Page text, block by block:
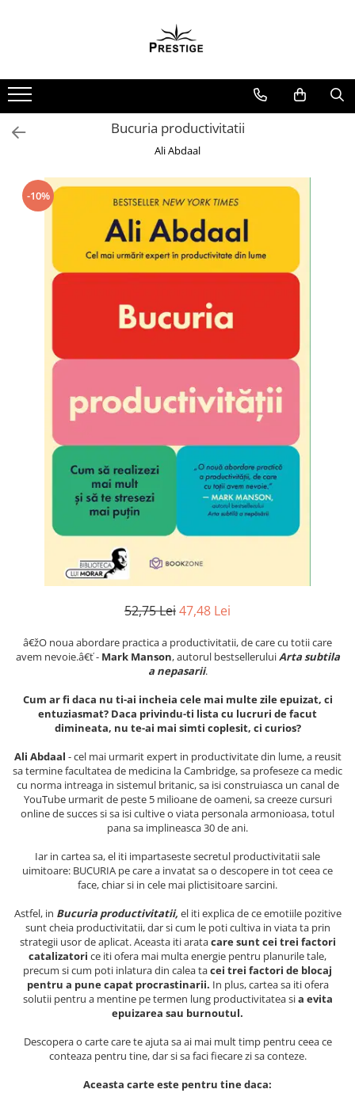
Noutati
Promotii
Pachete Speciale Carti
Arte Divinatorii
Astrologie
Dezvoltare Spirituala
Numerologie
Parapsihologie
Ramtha
Crestinism
ScienceConnection
SelfConnect
Sanatate
Gastronomik
Masaj
Medicina & Farmacie
Medicina Pentru Toti
SealfHealing
Starea de bine
Terapii Alternative
AudioBook
Beletristica
Biografii, Memorii, Jurnale
Carti erotice
Carti pentru Adolescenti, Young
Crime, Thriller, Mistery
Bucuria productivitatii
Ali Abdaal
-10%
52,75 Lei47,48 Lei
â€žO noua abordare practica a productivitatii, de care cu totii care
avem nevoie.â€ť - Mark Manson, autorul bestselleruluiArta subtila
a nepasarii.
Cum ar fi daca nu ti-ai incheia cele mai multe zile epuizat, ci
entuziasmat? Daca privindu-ti lista cu lucruri de facut
dimineata, nu te-ai mai simti coplesit, ci curios?
Ali Abdaal - cel mai urmarit expert in productivitate din lume, a reusit
sa termine facultatea de medicina la Cambridge, sa profeseze ca medic
cu norma intreaga in sistemul britanic, sa isi construiasca un canal de
YouTube urmarit de peste 5 milioane de oameni, sa creeze cursuri
online de succes si sa isi cultive o viata personala armonioasa, totul
pana sa implineasca 30 de ani.
Iar in cartea sa, el iti impartaseste secretul productivitatii sale
uimitoare: BUCURIA pe care a invatat sa o descopere in tot ceea ce
face, chiar si in cele mai plictisitoare sarcini.
Astfel, in Bucuria productivitatii, el iti explica de ce emotiile pozitive
sunt cheia productivitatii, dar si cum le poti cultiva in viata ta prin
strategii usor de aplicat. Aceasta iti aratacare sunt cei trei factori
catalizatori ce iti ofera mai multa energie pentru planurile tale,
precum si cum poti inlatura din calea tacei trei factori de blocaj
pentru a pune capat procrastinarii. In plus, cartea sa iti ofera
solutii pentru a mentine pe termen lung productivitatea sia evita
epuizarea sau burnoutul.
Descopera o carte care te ajuta sa ai mai mult timp pentru ceea ce
conteaza pentru tine, dar si sa faci fiecare zi sa conteze.
Aceasta carte este pentru tine daca: